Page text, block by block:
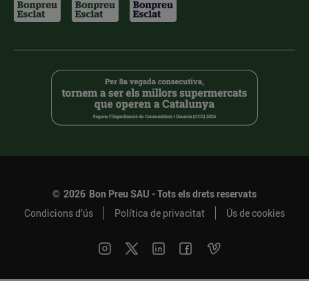
© 2026 Bon Preu SAU - Tots els drets reservats
Condicions d’ús
Política de privacitat Ús de cookies